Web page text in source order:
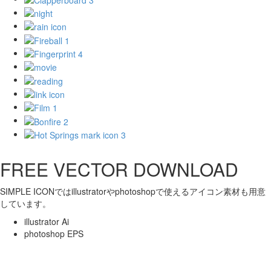
FREE VECTOR DOWNLOAD
SIMPLE ICONではillustratorやphotoshopで使えるアイコン素材も用意
しています。
illustrator Ai
photoshop EPS